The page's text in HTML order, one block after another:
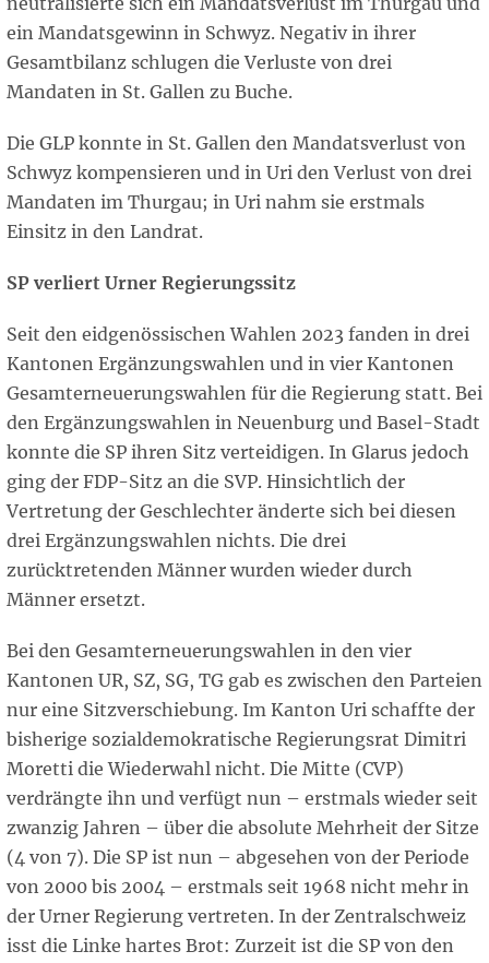
ein Mandatsgewinn in Schwyz. Negativ in ihrer
Gesamtbilanz schlugen die Verluste von drei
Mandaten in St. Gallen zu Buche.
Die GLP konnte in St. Gallen den Mandatsverlust von
Schwyz kompensieren und in Uri den Verlust von drei
Mandaten im Thurgau; in Uri nahm sie erstmals
Einsitz in den Landrat.
SP verliert Urner Regierungssitz
Seit den eidgenössischen Wahlen 2023 fanden in drei
Kantonen Ergänzungswahlen und in vier Kantonen
Gesamterneuerungswahlen für die Regierung statt. Bei
den Ergänzungswahlen in Neuenburg und Basel-Stadt
konnte die SP ihren Sitz verteidigen. In Glarus jedoch
ging der FDP-Sitz an die SVP. Hinsichtlich der
Vertretung der Geschlechter änderte sich bei diesen
drei Ergänzungswahlen nichts. Die drei
zurücktretenden Männer wurden wieder durch
Männer ersetzt.
Bei den Gesamterneuerungswahlen in den vier
Kantonen UR, SZ, SG, TG gab es zwischen den Parteien
nur eine Sitzverschiebung. Im Kanton Uri schaffte der
bisherige sozialdemokratische Regierungsrat Dimitri
Moretti die Wiederwahl nicht. Die Mitte (CVP)
verdrängte ihn und verfügt nun – erstmals wieder seit
zwanzig Jahren – über die absolute Mehrheit der Sitze
(4 von 7). Die SP ist nun – abgesehen von der Periode
von 2000 bis 2004 – erstmals seit 1968 nicht mehr in
der Urner Regierung vertreten. In der Zentralschweiz
isst die Linke hartes Brot: Zurzeit ist die SP von den